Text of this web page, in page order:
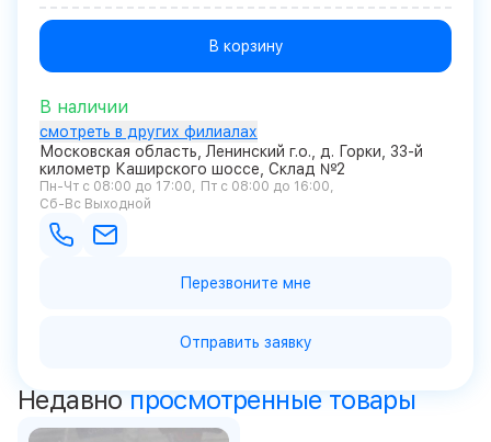
В корзину
В наличии
смотреть в других филиалах
Московская область, Ленинский г.о., д. Горки, 33-й
километр Каширского шоссе, Склад №2
Пн-Чт с 08:00 до 17:00
Пт с 08:00 до 16:00
Сб-Вс Выходной
Перезвоните мне
Отправить заявку
Недавно просмотренные товары